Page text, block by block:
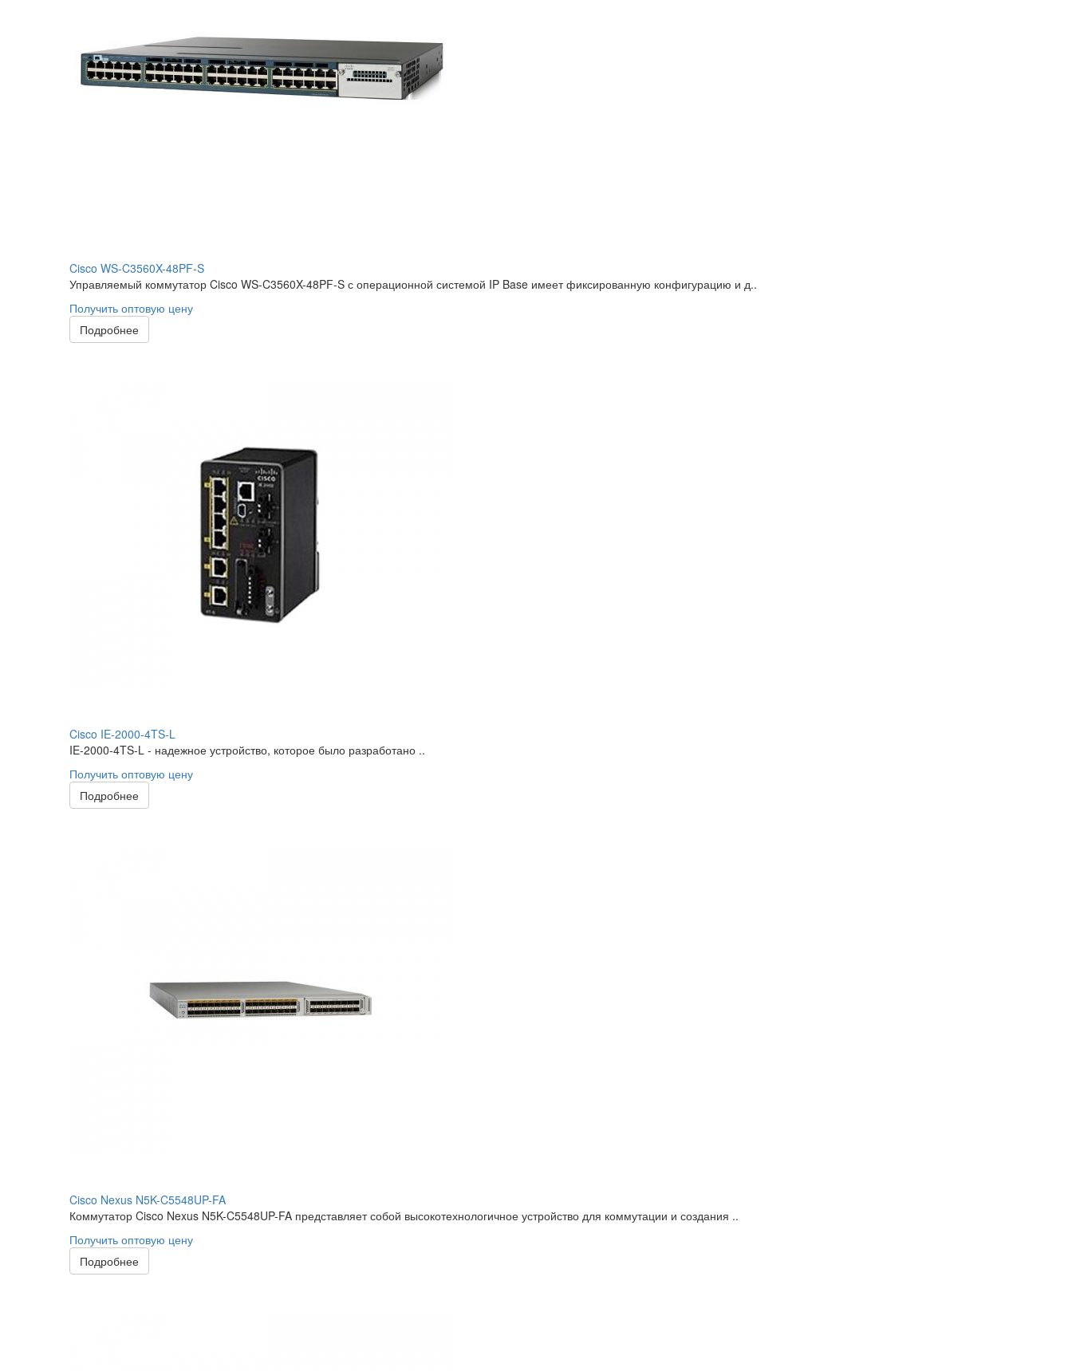
Cisco WS-C3560X-48PF-S
Управляемый коммутатор Cisco WS-C3560X-48PF-S с операционной системой IP Base имеет фиксированную конфигурацию и д..
Получить оптовую цену
Подробнее
Cisco IE-2000-4TS-L
IE-2000-4TS-L - надежное устройство, которое было разработано ..
Получить оптовую цену
Подробнее
Cisco Nexus N5K-C5548UP-FA
Коммутатор Cisco Nexus N5K-C5548UP-FA представляет собой высокотехнологичное устройство для коммутации и создания ..
Получить оптовую цену
Подробнее